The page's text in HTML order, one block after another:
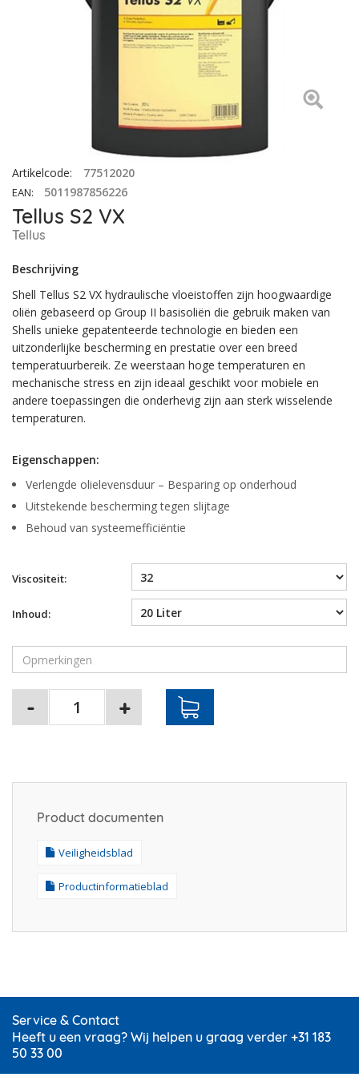
Artikelcode: 77512020
EAN: 5011987856226
Tellus S2 VX
Tellus
Beschrijving
Shell Tellus S2 VX hydraulische vloeistoffen zijn hoogwaardige
oliën gebaseerd op Group II basisoliën die gebruik maken van
Shells unieke gepatenteerde technologie en bieden een
uitzonderlijke bescherming en prestatie over een breed
temperatuurbereik. Ze weerstaan hoge temperaturen en
mechanische stress en zijn ideaal geschikt voor mobiele en
andere toepassingen die onderhevig zijn aan sterk wisselende
temperaturen.
Eigenschappen:
Verlengde olielevensduur – Besparing op onderhoud
Uitstekende bescherming tegen slijtage
Behoud van systeemefficiëntie
Viscositeit:
Inhoud:
Product documenten
Veiligheidsblad
Productinformatieblad
Service & Contact
Heeft u een vraag? Wij helpen u graag verder +31 183
50 33 00